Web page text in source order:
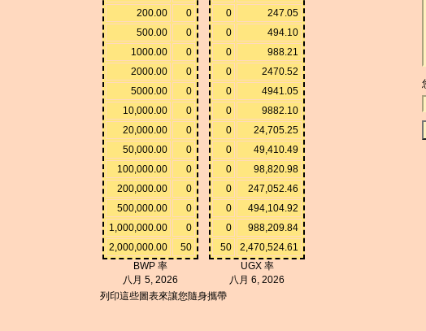
200.00
0
500.00
0
1000.00
0
2000.00
0
5000.00
0
10,000.00
0
20,000.00
0
50,000.00
0
100,000.00
0
200,000.00
0
500,000.00
0
1,000,000.00
0
2,000,000.00
50
BWP 率
八月 5, 2026
0
247.05
0
494.10
0
988.21
0
2470.52
0
4941.05
0
9882.10
0
24,705.25
0
49,410.49
0
98,820.98
0
247,052.46
0
494,104.92
0
988,209.84
50
2,470,524.61
UGX 率
八月 6, 2026
列印這些圖表來讓您隨身攜帶